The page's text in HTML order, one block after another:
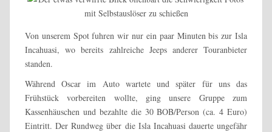
Von unserem Spot fuhren wir nur ein paar Minuten bis zur Isla
Incahuasi, wo bereits zahlreiche Jeeps anderer Touranbieter
standen.
Während Oscar im Auto wartete und später für uns das
Frühstück vorbereiten wollte, ging unsere Gruppe zum
Kassenhäuschen und bezahlte die 30 BOB/Person (ca. 4 Euro)
Eintritt. Der Rundweg über die Isla Incahuasi dauerte ungefähr